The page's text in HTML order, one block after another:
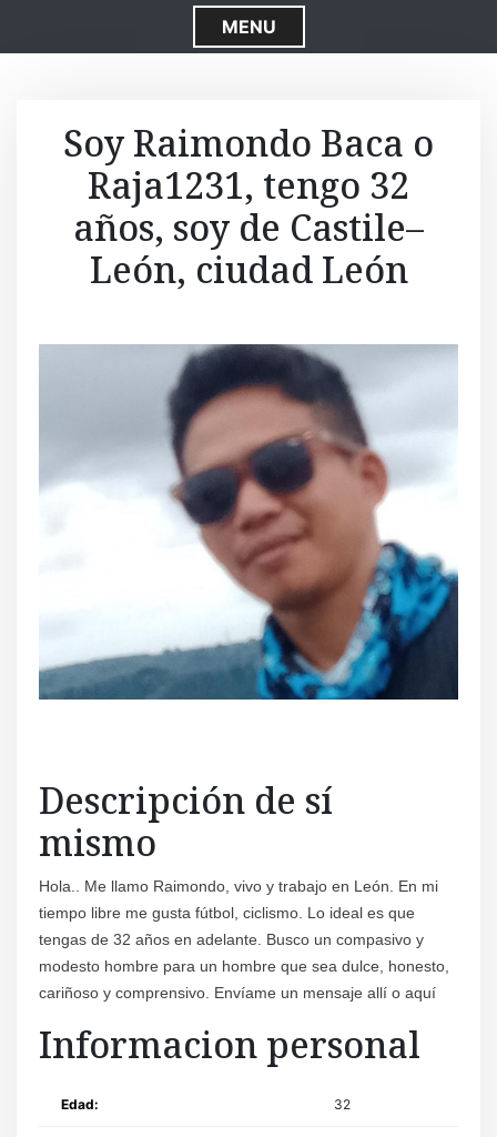
S
k
o
o
n
e
MENU
Soy Raimondo Baca o
Raja1231, tengo 32
años, soy de Castile–
León, ciudad León
Descripción de sí
mismo
Hola.. Me llamo Raimondo, vivo y trabajo en León. En mi
tiempo libre me gusta fútbol, ciclismo. Lo ideal es que
tengas de 32 años en adelante. Busco un compasivo y
modesto hombre para un hombre que sea dulce, honesto,
cariñoso y comprensivo. Envíame un mensaje allí o aquí
Informacion personal
Edad: 32